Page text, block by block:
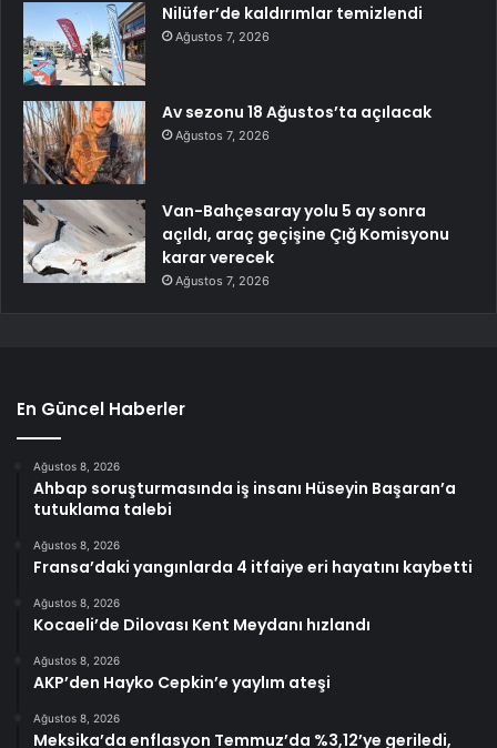
Nilüfer’de kaldırımlar temizlendi
Ağustos 7, 2026
Av sezonu 18 Ağustos’ta açılacak
Ağustos 7, 2026
Van-Bahçesaray yolu 5 ay sonra
açıldı, araç geçişine Çığ Komisyonu
karar verecek
Ağustos 7, 2026
En Güncel Haberler
Ağustos 8, 2026
Ahbap soruşturmasında iş insanı Hüseyin Başaran’a
tutuklama talebi
Ağustos 8, 2026
Fransa’daki yangınlarda 4 itfaiye eri hayatını kaybetti
Ağustos 8, 2026
Kocaeli’de Dilovası Kent Meydanı hızlandı
Ağustos 8, 2026
AKP’den Hayko Cepkin’e yaylım ateşi
Ağustos 8, 2026
Meksika’da enflasyon Temmuz’da %3,12’ye geriledi,